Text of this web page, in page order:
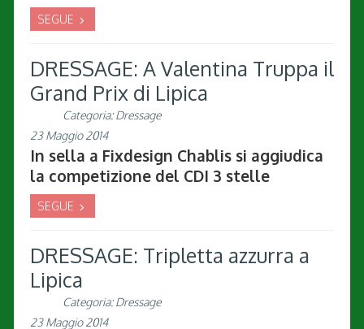
SEGUE
DRESSAGE: A Valentina Truppa il
Grand Prix di Lipica
Categoria:Dressage
23 Maggio 2014
In sella a Fixdesign Chablis si aggiudica
la competizione del CDI 3 stelle
SEGUE
DRESSAGE: Tripletta azzurra a
Lipica
Categoria:Dressage
23 Maggio 2014